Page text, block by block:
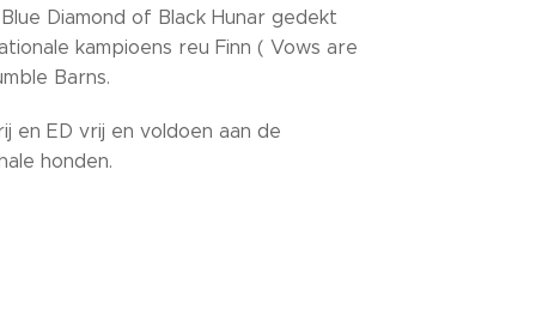
Diamond of Black Hunar gedekt
kampioens reu Finn ( Vows are
Barns.
en ED vrij en voldoen aan de
honden.